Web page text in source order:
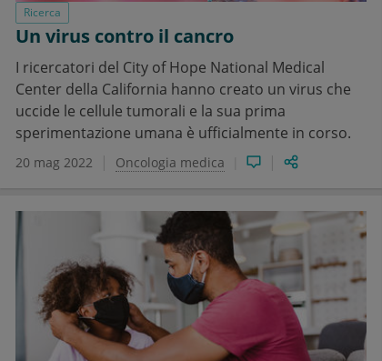
Ricerca
Un virus contro il cancro
I ricercatori del City of Hope National Medical
Center della California hanno creato un virus che
uccide le cellule tumorali e la sua prima
sperimentazione umana è ufficialmente in corso.
20 mag 2022 Oncologia medica